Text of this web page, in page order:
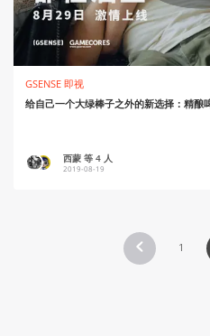
GSENSE 即视
给自己一个大绿棒子之外的新选择：精酿
西蒙 等 4 人
2019-08-19
1